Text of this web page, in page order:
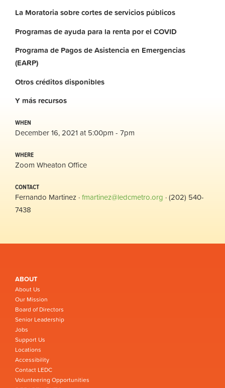
La Moratoriasobrecortesdeservicios públicos
Programas de ayuda para la renta por el COVID
Programa de Pagos de Asistencia en Emergencias
(EARP)
Otroscréditosdisponibles
Y más recursos
WHEN
December 16, 2021 at 5:00pm - 7pm
WHERE
Zoom Wheaton Office
CONTACT
Fernando Martinez ·fmartinez@ledcmetro.org · (202) 540-
7438
ABOUT
About Us
Our Mission
Board of Directors
Senior Leadership
Jobs
Support Us
Locations
Accessibility
Contact LEDC
Volunteering Opportunities